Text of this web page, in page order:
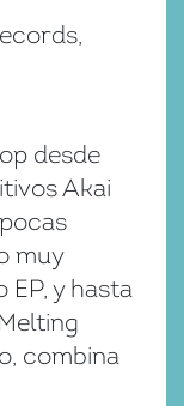
desde
Akai
muy
y hasta
combina